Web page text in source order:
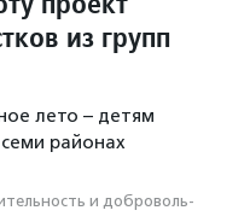
из групп
лето – детям
районах
и доброволь­